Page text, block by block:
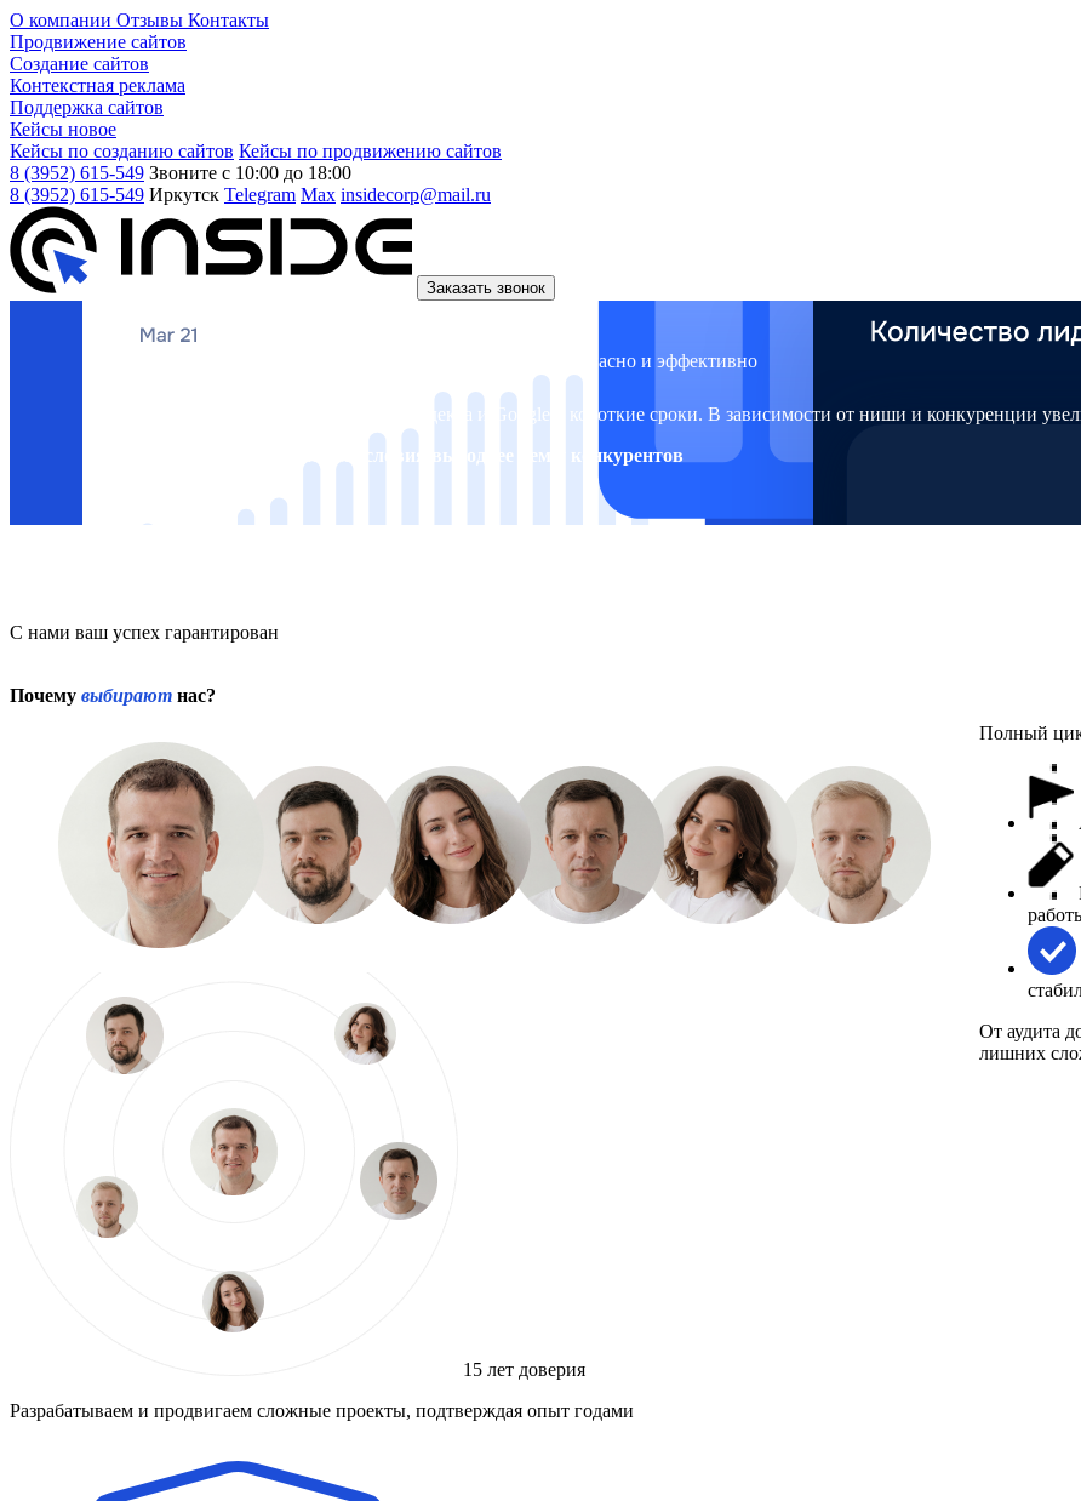
О компании Отзывы Контакты
Продвижение сайтов
Создание сайтов
Контекстная реклама
Поддержка сайтов
Кейсы новое
Кейсы по созданию сайтов Кейсы по продвижению сайтов
8 (3952) 615-549 Звоните с 10:00 до 18:00
8 (3952) 615-549 Иркутск Telegram Max insidecorp@mail.ru
Заказать звонок
безопасно и эффективно
Продвинем ваш сайт по SEO в топ-10 Яндекса и Google в короткие сроки. В зависимости от ниши и конкуренции
Оставьте заявку и мы сделаем условия выгоднее чем у конкурентов
С нами ваш успех гарантирован
Почему выбирают нас?
15 лет доверия
Разрабатываем и продвигаем сложные проекты, подтверждая опыт годами
Полный
От аудита
лишних